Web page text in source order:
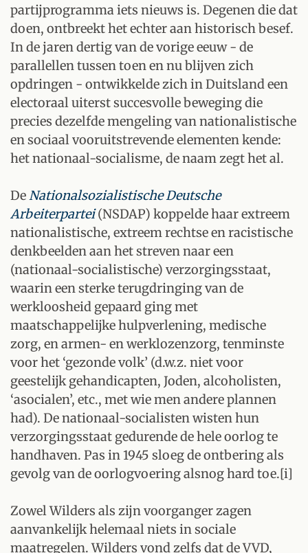
partijprogramma iets nieuws is. Degenen die dat
doen, ontbreekt het echter aan historisch besef.
In de jaren dertig van de vorige eeuw - de
parallellen tussen toen en nu blijven zich
opdringen - ontwikkelde zich in Duitsland een
electoraal uiterst succesvolle beweging die
precies dezelfde mengeling van nationalistische
en sociaal vooruitstrevende elementen kende:
het nationaal-socialisme, de naam zegt het al.
DeNationalsozialistische Deutsche
Arbeiterpartei(NSDAP) koppelde haar extreem
nationalistische, extreem rechtse en racistische
denkbeelden aan het streven naar een
(nationaal-socialistische) verzorgingsstaat,
waarin een sterke terugdringing van de
werkloosheid gepaard ging met
maatschappelijke hulpverlening, medische
zorg, en armen- en werklozenzorg, tenminste
voor het ‘gezonde volk’ (d.w.z. niet voor
geestelijk gehandicapten, Joden, alcoholisten,
‘asocialen’, etc., met wie men andere plannen
had). De nationaal-socialisten wisten hun
verzorgingsstaat gedurende de hele oorlog te
handhaven. Pas in 1945 sloeg de ontbering als
gevolg van de oorlogvoering alsnog hard toe.[i]
Zowel Wilders als zijn voorganger zagen
aanvankelijk helemaal niets in sociale
maatregelen. Wilders vond zelfs dat de VVD,